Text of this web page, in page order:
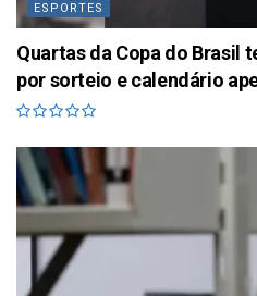
ESPORTES
Quartas da Copa do Brasil
por sorteio e calendário